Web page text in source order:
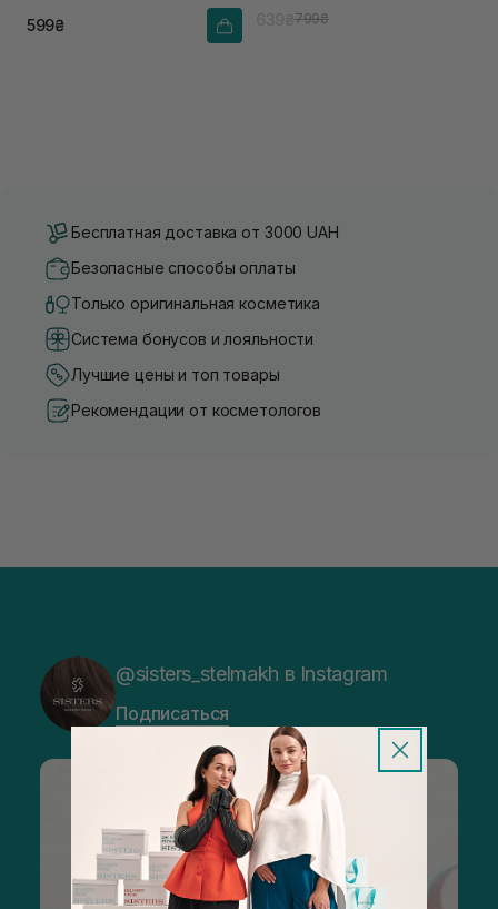
599₴
ниацинамидом
799₴
Бесплатная доставка от 3000 UAH
Безопасные способы оплаты
Только оригинальная косметика
Система бонусов и лояльности
Лучшие цены и топ товары
Рекомендации от косметологов
@sisters_stelmakh в Instagram
Подписаться